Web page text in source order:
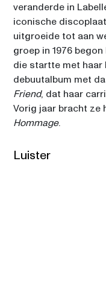
veranderde in
iconische discoplaat
uitgroeide tot aan
groep in 1976
die startte met haar
debuutalbum met
Friend, dat haar
Vorig jaar bracht ze
Hommage.
Luister